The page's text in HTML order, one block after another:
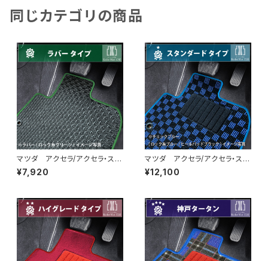
同じカテゴリの商品
マツダ アクセラ/アクセラ・スポ
ーツ/アクセラハイブリッド H2
1/6〜R1/5 BL系・BM系 フ
¥7,920
マツダ アクセラ/アクセラ・スポ
ーツ/アクセラハイブリッド H2
1/6〜R1/5 BM系 フロアマッ
¥12,100